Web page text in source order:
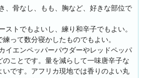
、骨なし、もも、胸など、好きな部位で
トでもよいし、練り和辛子でもよい。
って数分寝かしたものでもよい。
イエンペッパーパウダーやレッドペッパ
のことです。量を減らして一味唐辛子な
いです。アフリカ現地では香りのよい丸